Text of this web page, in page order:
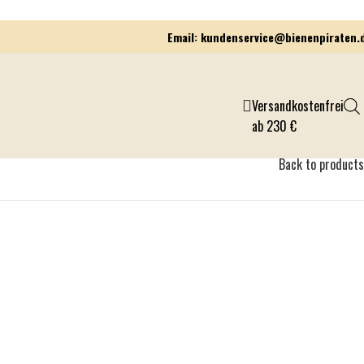
Email:
Versandkostenfrei
ab 230 €
Back to products